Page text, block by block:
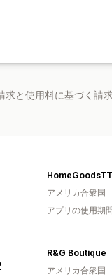
と使用料に基づく請
HomeGoodsTT
アメリカ合衆国
アプリの使用期
R&G Boutique
アメリカ合衆国